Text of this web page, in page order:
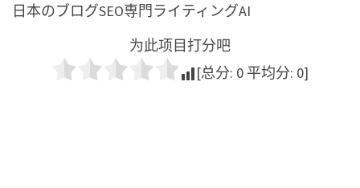
日本のブログSEO専門ライティングAI
为此项目打分吧
[总分: 0 平均分: 0]